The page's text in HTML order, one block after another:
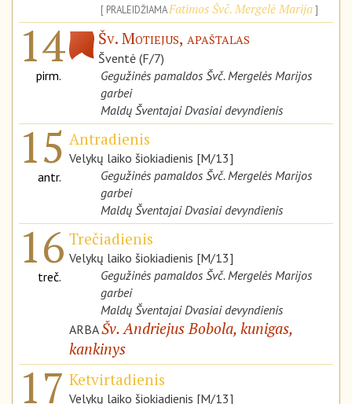
PRALEIDŽIAMAFatimos Švč. Mergelė Marija
14
pirm.
Šv. Motiejus, apaštalas
Šventė (F/7)
Gegužinės pamaldos Švč. Mergelės Marijos
garbei
Maldų Šventajai Dvasiai devyndienis
15
antr.
Antradienis
Velykų laiko šiokiadienis [M/13]
Gegužinės pamaldos Švč. Mergelės Marijos
garbei
Maldų Šventajai Dvasiai devyndienis
16
treč.
Trečiadienis
Velykų laiko šiokiadienis [M/13]
Gegužinės pamaldos Švč. Mergelės Marijos
garbei
Maldų Šventajai Dvasiai devyndienis
ARBAŠv. Andriejus Bobola, kunigas,
kankinys
17 Ketvirtadienis
Velykų laiko šiokiadienis [M/13]